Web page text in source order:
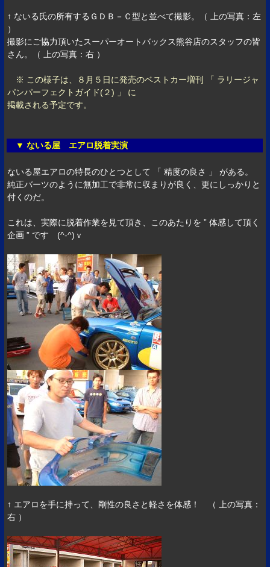
↑ ないる氏の所有するＧＤＢ－Ｃ型と並べて撮影。（ 上の写真：左
）
撮影にご協力頂いたスーパーオートバックス熊谷店のスタッフの皆
さん。（ 上の写真：右 ）
※ この様子は、８月５日に発売のベストカー増刊 「 ラリージャ
パンパーフェクトガイド(２) 」 に
掲載される予定です。
▼ ないる屋 エアロ脱着実演
ないる屋エアロの特長のひとつとして 「 精度の良さ 」 がある。
純正バーツのように無加工で非常に収まりが良く、更にしっかりと
付くのだ。
これは、実際に脱着作業を見て頂き、このあたりを ” 体感して頂く
企画 ” です (^-^)ｖ
↑ エアロを手に持って、剛性の良さと軽さを体感！ （ 上の写真：
右 ）